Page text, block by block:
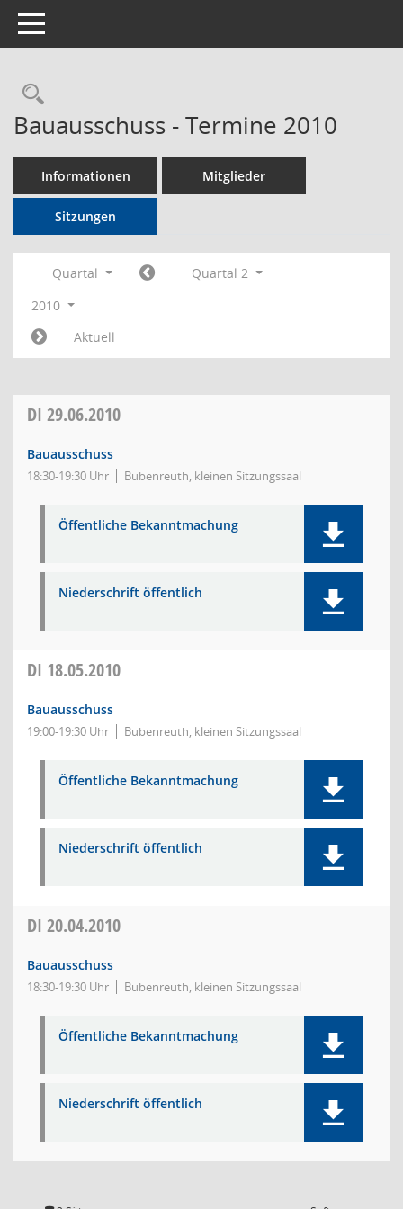
Toggle navigation
Rechercheauswahl
Bauausschuss - Termine 2010
Informationen Mitglieder
Sitzungen
Quartal
Quartal 2
2010
Aktuell
DI 29.06.2010
Bauausschuss
18:30-19:30 Uhr Bubenreuth, kleinen Sitzungssaal
Öffentliche Bekanntmachung
Niederschrift öffentlich
DI 18.05.2010
Bauausschuss
19:00-19:30 Uhr Bubenreuth, kleinen Sitzungssaal
Öffentliche Bekanntmachung
Niederschrift öffentlich
DI 20.04.2010
Bauausschuss
18:30-19:30 Uhr Bubenreuth, kleinen Sitzungssaal
Öffentliche Bekanntmachung
Niederschrift öffentlich